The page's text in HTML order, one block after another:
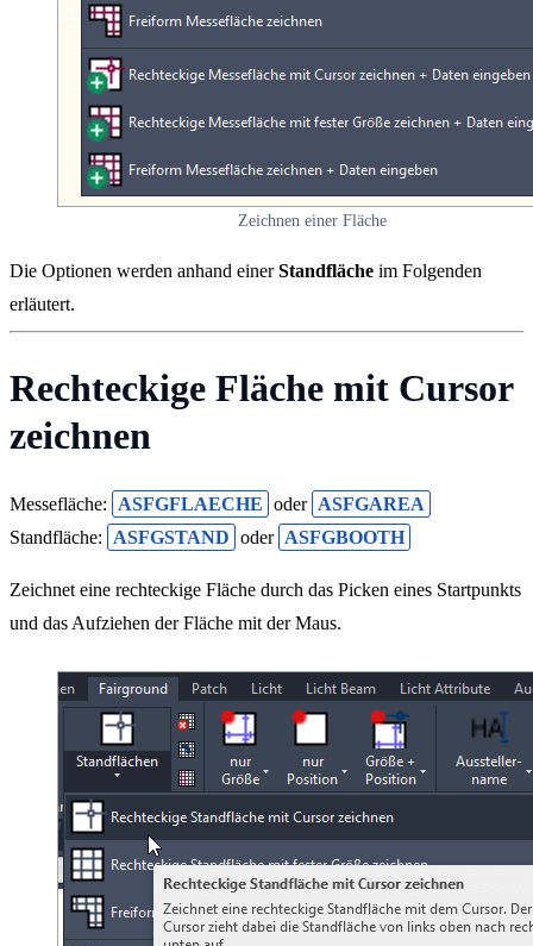
Zeichnen einer Fläche
Die Optionen werden anhand einerStandfläche im Folgenden
erläutert.
Rechteckige Fläche mit Cursor
zeichnen
Messefläche: ASFGFLAECHE oder ASFGAREA
Standfläche:
ASFGSTAND oder ASFGBOOTH
Zeichnet eine rechteckige Fläche durch das Picken eines Startpunkts
und das Aufziehen der Fläche mit der Maus.